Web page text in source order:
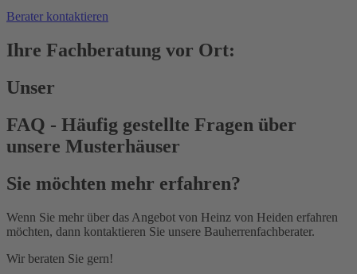
Berater kontaktieren
Ihre Fachberatung vor Ort:
Unser
FAQ - Häufig gestellte Fragen über
unsere Musterhäuser
Sie möchten mehr erfahren?
Wenn Sie mehr über das Angebot von Heinz von Heiden erfahren
möchten, dann kontaktieren Sie unsere Bauherrenfachberater.
Wir beraten Sie gern!